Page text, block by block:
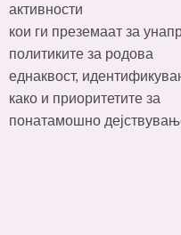
активности
кои ги преземаат за
политиките за родова
еднаквост,
како и приоритетите за
понатамошно